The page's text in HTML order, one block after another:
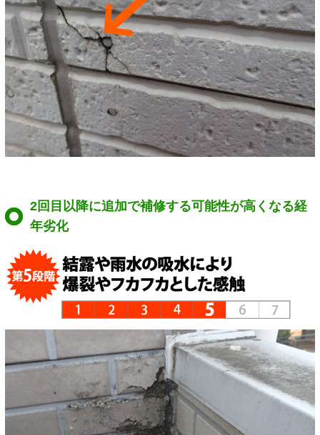
2回目以降に追加で補修する可能性が高くなる経
年劣化